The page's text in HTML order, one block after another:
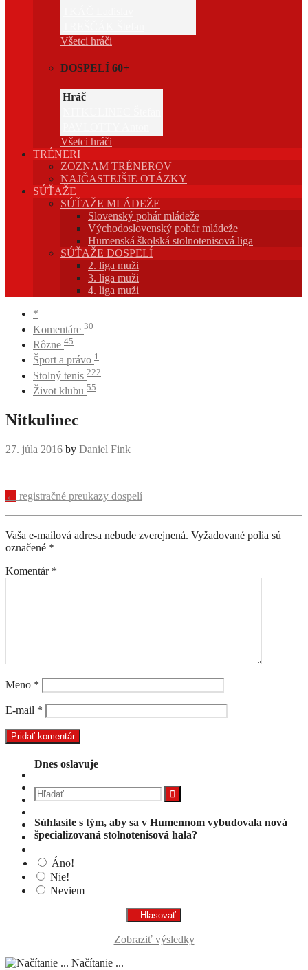
Všetci hráči
DOSPELÍ 60+
Hráč
Všetci hráči
TRÉNERI
ZOZNAM TRÉNEROV
NAJČASTEJŠIE OTÁZKY
SÚŤAŽE
SÚŤAŽE MLÁDEŽE
Slovenský pohár mládeže
Východoslovenský pohár mládeže
Humenská školská stolnotenisová liga
SÚŤAŽE DOSPELÍ
2. liga muži
3. liga muži
4. liga muži
*
Komentáre 30
Rôzne 45
Šport a právo 1
Stolný tenis 222
Život klubu 55
Nitkulinec
27. júla 2016 by Daniel Fink
Navigácia
príspevku
← registračné preukazy dospelí
Vaša e-mailová adresa nebude zverejnená. Vyžadované polia sú
označené *
Komentár *
Meno *
E-mail *
Dnes oslavuje
Hľadať:
Súhlasíte s tým, aby sa v Humennom vybudovala nová
špecializovaná stolnotenisová hala?
Áno!
Nie!
Neviem
Zobraziť výsledky
Načítanie ...